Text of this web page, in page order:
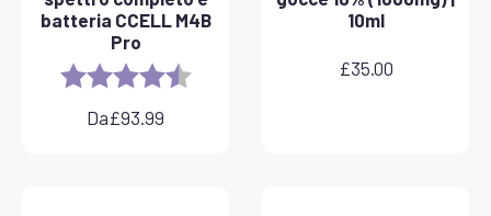
batteria CCELL M4B
Pro
Rating: 4.8 out of 5 stars
Da£93.99
10ml
£35.00